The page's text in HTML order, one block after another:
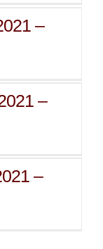
–
–
–